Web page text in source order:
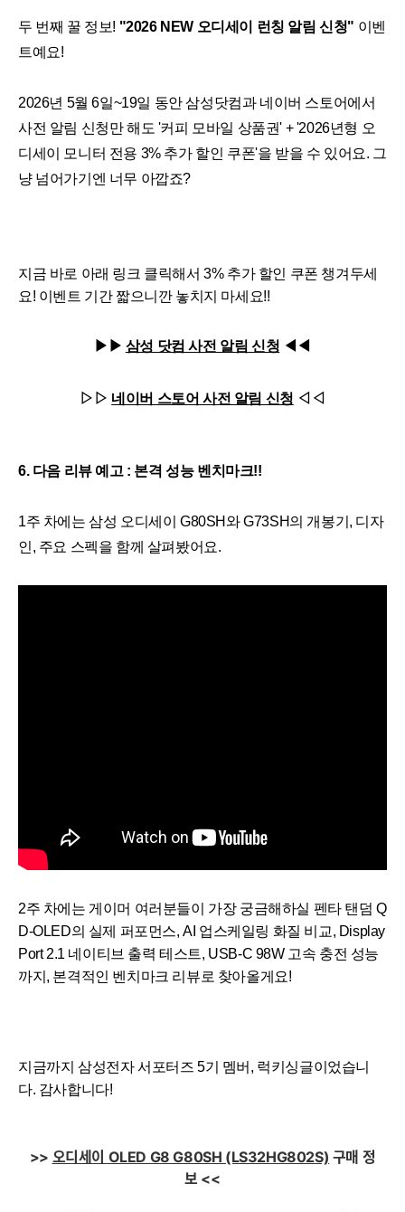
두 번째 꿀 정보! "2026 NEW 오디세이 런칭 알림 신청" 이벤
트예요!
2026년 5월 6일~19일 동안 삼성닷컴과 네이버 스토어에서
사전 알림 신청만 해도 '커피 모바일 상품권' + '2026년형 오
디세이 모니터 전용 3% 추가 할인 쿠폰'을 받을 수 있어요. 그
냥 넘어가기엔 너무 아깝죠?
지금 바로 아래 링크 클릭해서 3% 추가 할인 쿠폰 챙겨두세
요! 이벤트 기간 짧으니깐 놓치지 마세요!!
▶▶ 삼성 닷컴 사전 알림 신청 ◀◀
▷▷ 네이버 스토어 사전 알림 신청 ◁◁
6. 다음 리뷰 예고 : 본격 성능 벤치마크!!
1주 차에는 삼성 오디세이 G80SH와 G73SH의 개봉기, 디자
인, 주요 스펙을 함께 살펴봤어요.
2주 차에는 게이머 여러분들이 가장 궁금해하실 펜타 탠덤 Q
D-OLED의 실제 퍼포먼스, AI 업스케일링 화질 비교, Display
Port 2.1 네이티브 출력 테스트, USB-C 98W 고속 충전 성능
까지, 본격적인 벤치마크 리뷰로 찾아올게요!
지금까지 삼성전자 서포터즈 5기 멤버, 럭키싱글이었습니
다. 감사합니다!
>> 오디세이 OLED G8 G80SH (LS32HG802S) 구매 정
보 <<